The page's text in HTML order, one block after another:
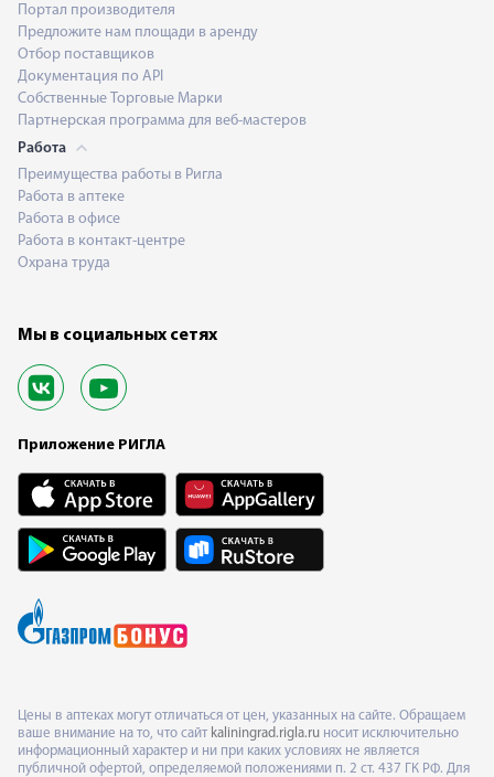
Портал производителя
Предложите нам площади в аренду
Отбор поставщиков
Документация по API
Собственные Торговые Марки
Партнерская программа для веб-мастеров
Работа
Преимущества работы в Ригла
Работа в аптеке
Работа в офисе
Работа в контакт-центре
Охрана труда
Мы в социальных сетях
Приложение РИГЛА
Цены в аптеках могут отличаться от цен, указанных на сайте. Обращаем
ваше внимание на то, что сайт kaliningrad.rigla.ru носит исключительно
информационный характер и ни при каких условиях не является
публичной офертой, определяемой положениями п. 2 ст. 437 ГК РФ. Для